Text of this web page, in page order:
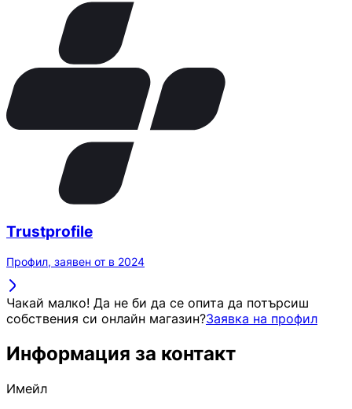
Trustprofile
Профил, заявен от в 2024
Чакай малко! Да не би да се опита да потърсиш
собствения си онлайн магазин?Заявка на профил
Информация за контакт
Имейл